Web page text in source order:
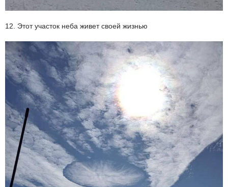
12. Этот участок неба живет своей жизнью